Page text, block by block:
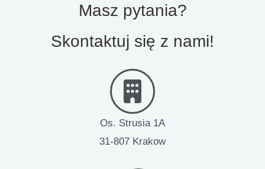
Masz pytania?
Skontaktuj się z nami!
Os. Strusia 1A
31-807 Krakow